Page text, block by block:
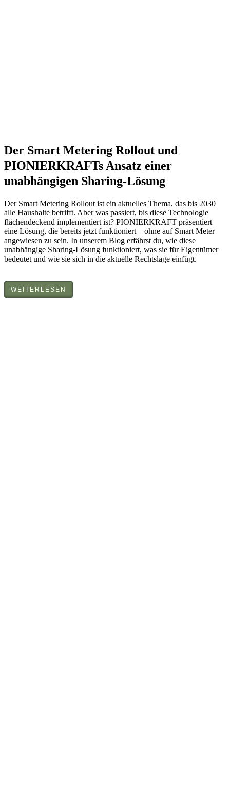
Der Smart Metering Rollout und
PIONIERKRAFTs Ansatz einer
unabhängigen Sharing-Lösung
Der Smart Metering Rollout ist ein aktuelles Thema, das bis 2030
alle Haushalte betrifft. Aber was passiert, bis diese Technologie
flächendeckend implementiert ist? PIONIERKRAFT präsentiert
eine Lösung, die bereits jetzt funktioniert – ohne auf Smart Meter
angewiesen zu sein. In unserem Blog erfährst du, wie diese
unabhängige Sharing-Lösung funktioniert, was sie für Eigentümer
bedeutet und wie sie sich in die aktuelle Rechtslage einfügt.
WEITERLESEN